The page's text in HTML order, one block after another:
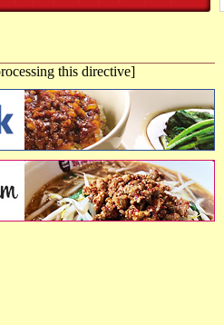
this directive]